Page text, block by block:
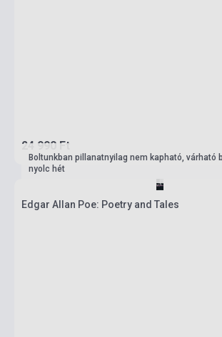
24 990 Ft
Boltunkban pillanatnyilag nem kapható, várható
nyolc hét
Edgar Allan Poe: Poetry and Tales